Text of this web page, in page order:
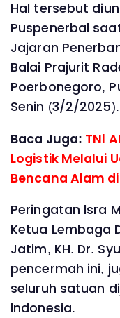
Hal tersebut
Puspenerbal
Jajaran
Balai Prajurit
Poerbonegoro,
Senin (3/2/2025).
Baca Juga: TNl
Logistik Melalui
Bencana Alam
Peringatan lsra
Ketua Lembaga
Jatim, KH. Dr.
pencermah ini,
seluruh satuan
lndonesia.